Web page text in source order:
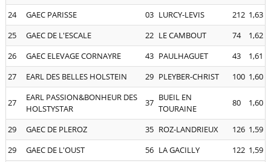
24 GAEC PARISSE 03 LURCY-LEVIS 212 1,63
25
GAEC DE L'ESCALE 22 LE CAMBOUT 74
1,62
26
GAEC ELEVAGE CORNAYRE 43 PAULHAGUET 43
1,61
27
EARL DES BELLES HOLSTEIN 29 PLEYBER-CHRIST 100 1,60
27
EARL PASSION&BONHEUR DES
HOLSTYSTAR
37 BUEIL EN
TOURAINE
80 1,60
29 GAEC DE PLEROZ 35 ROZ-LANDRIEUX 126 1,59
29
GAEC DE L'OUST 56 LA GACILLY 122 1,59